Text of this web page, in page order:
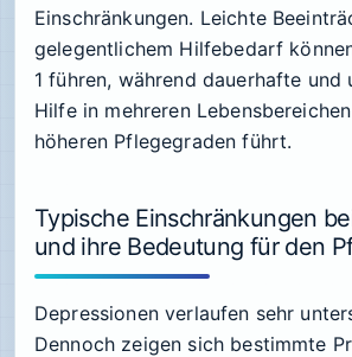
Einschränkungen. Leichte
gelegentlichem Hilfebedarf
1 führen, während dauerhafte und
Hilfe in mehreren
höheren Pflegegraden führt.
Typische Einschränkungen
und ihre Bedeutung für den
Depressionen verlaufen sehr
Dennoch zeigen sich bestimmte